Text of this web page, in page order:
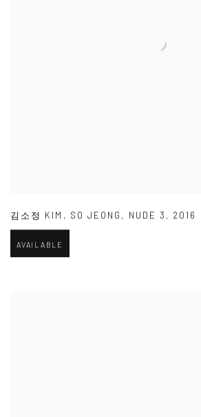
김소정 KIM , SO JEONG , NUDE 3 , 2016
AVAILABLE